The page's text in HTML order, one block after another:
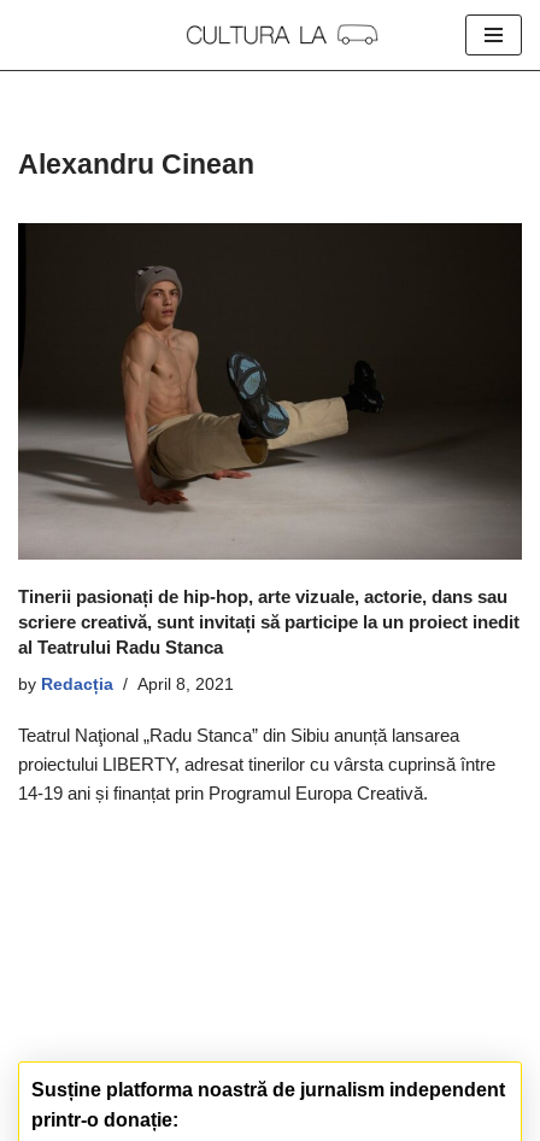
Alexandru Cinean
Tinerii pasionați de hip-hop, arte vizuale, actorie, dans sau
scriere creativă, sunt invitați să participe la un proiect inedit
al Teatrului Radu Stanca
by Redacția April 8, 2021
Teatrul Naţional „Radu Stanca” din Sibiu anunță lansarea
proiectului LIBERTY, adresat tinerilor cu vârsta cuprinsă între
14-19 ani și finanțat prin Programul Europa Creativă.
Susține platforma noastră de jurnalism independent
printr-o donație: